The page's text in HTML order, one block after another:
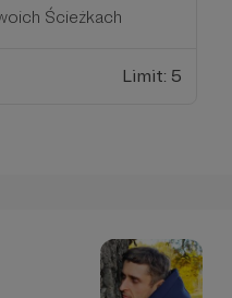
Ścieżkach
Limit: 5